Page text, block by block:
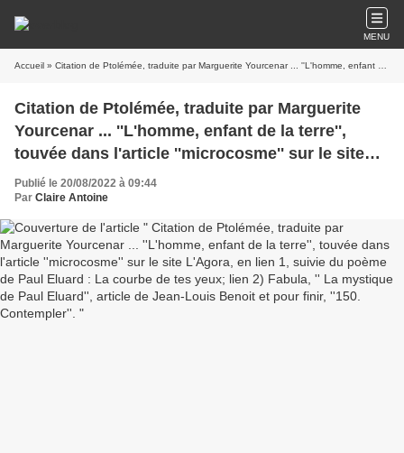
MENU
Accueil » Citation de Ptolémée, traduite par Marguerite Yourcenar ... ''L'homme, enfant de la terre'', touvée dans l'article ''microcosme'' sur le site L'Agora, en lien 1, suivie du poème de Paul Eluard : La courbe de tes yeux; lien 2) Fabula, '' La mystique de Paul Eluard'', article de Jean-Louis Benoit et pour finir, ''150. Contempler''.
Citation de Ptolémée, traduite par Marguerite
Yourcenar ... ''L'homme, enfant de la terre'',
touvée dans l'article ''microcosme'' sur le site
L'Agora, en lien 1, suivie du poème de Paul
Eluard : La courbe de tes yeux; lien 2) Fabula, ''
La mystique de Paul Eluard'', article de Jean-
Louis Benoit et pour finir, ''150. Contempler''.
Publié le 20/08/2022 à 09:44
Par Claire Antoine